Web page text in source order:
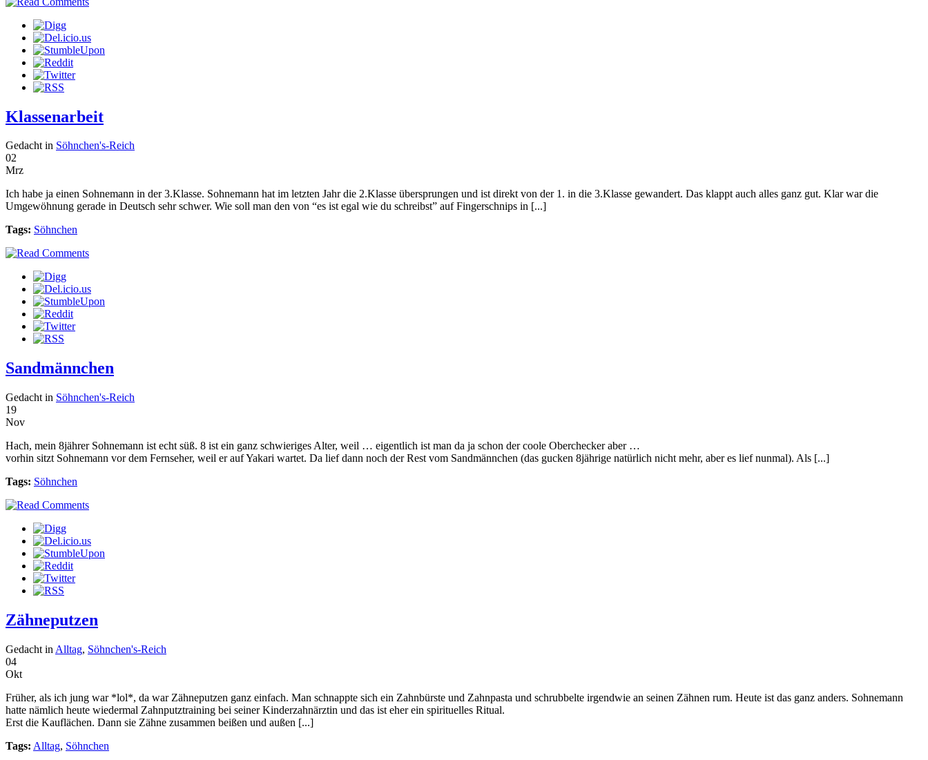
Klassenarbeit
Gedacht in Söhnchen's-Reich
02
Mrz
Ich habe ja einen Sohnemann in der 3.Klasse. Sohnemann hat im letzten Jahr die 2.Klasse übersprungen und ist direkt von der 1. in die 3.Klasse gewandert. Das klappt auch alles ganz gut. Klar war die
Umgewöhnung gerade in Deutsch sehr schwer. Wie soll man den von “es ist egal wie du schreibst” auf Fingerschnips in [...]
Tags: Söhnchen
Sandmännchen
Gedacht in Söhnchen's-Reich
19
Nov
Hach, mein 8jährer Sohnemann ist echt süß. 8 ist ein ganz schwieriges Alter, weil … eigentlich ist man da ja schon der coole Oberchecker aber …
vorhin sitzt Sohnemann vor dem Fernseher, weil er auf Yakari wartet. Da lief dann noch der Rest vom Sandmännchen (das gucken 8jährige natürlich nicht mehr, aber es lief nunmal). Als [...]
Tags: Söhnchen
Zähneputzen
Gedacht in Alltag, Söhnchen's-Reich
04
Okt
Früher, als ich jung war *lol*, da war Zähneputzen ganz einfach. Man schnappte sich ein Zahnbürste und Zahnpasta und schrubbelte irgendwie an seinen Zähnen rum. Heute ist das ganz anders. Sohnemann
hatte nämlich heute wiedermal Zahnputztraining bei seiner Kinderzahnärztin und das ist eher ein spirituelles Ritual.
Erst die Kauflächen. Dann sie Zähne zusammen beißen und außen [...]
Tags: Alltag, Söhnchen